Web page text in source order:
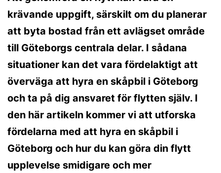
krävande uppgift, särskilt om du planerar
att byta bostad från ett avlägset område
till Göteborgs centrala delar. I sådana
situationer kan det vara fördelaktigt att
överväga att hyra en skåpbil i Göteborg
och ta på dig ansvaret för flytten själv. I
den här artikeln kommer vi att utforska
fördelarna med att hyra en skåpbil i
Göteborg och hur du kan göra din flytt
upplevelse smidigare och mer